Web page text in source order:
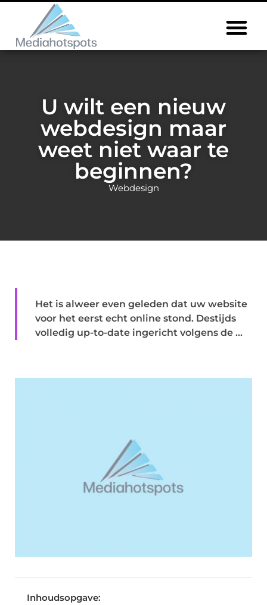
U wilt een nieuw
webdesign maar
weet niet waar te
beginnen?
Webdesign
Het is alweer even geleden dat uw website
voor het eerst echt online stond. Destijds
volledig up-to-date ingericht volgens de ...
Inhoudsopgave: